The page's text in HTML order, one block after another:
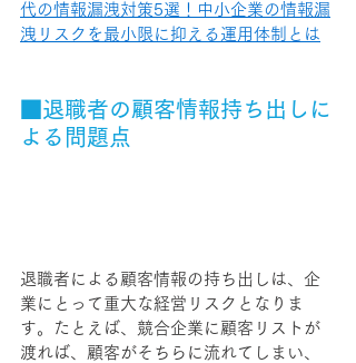
代の情報漏洩対策5選！中小企業の情報漏
洩リスクを最小限に抑える運用体制とは
■退職者の顧客情報持ち出しに
よる問題点
退職者による顧客情報の持ち出しは、企
業にとって重大な経営リスクとなりま
す。たとえば、競合企業に顧客リストが
渡れば、顧客がそちらに流れてしまい、